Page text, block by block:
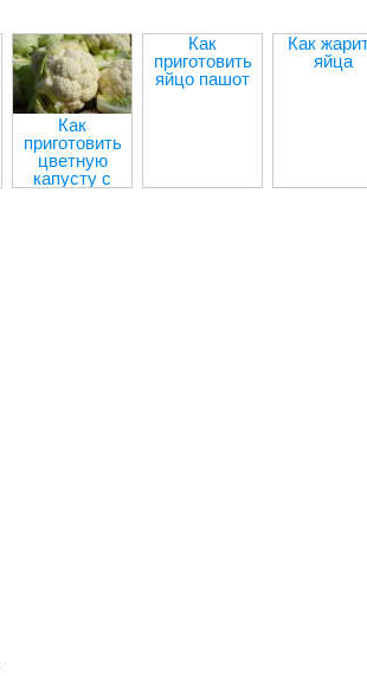
Как
приготовить
цветную
капусту с
Как
приготовить
яйцо пашот
Как
яйца